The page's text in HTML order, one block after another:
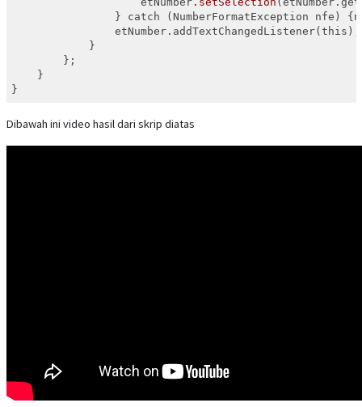
} catch (NumberFormatException nfe)
                etNumber.addTextChangedListener(this);
            }
        };
    }
}
Dibawah ini video hasil dari skrip diatas